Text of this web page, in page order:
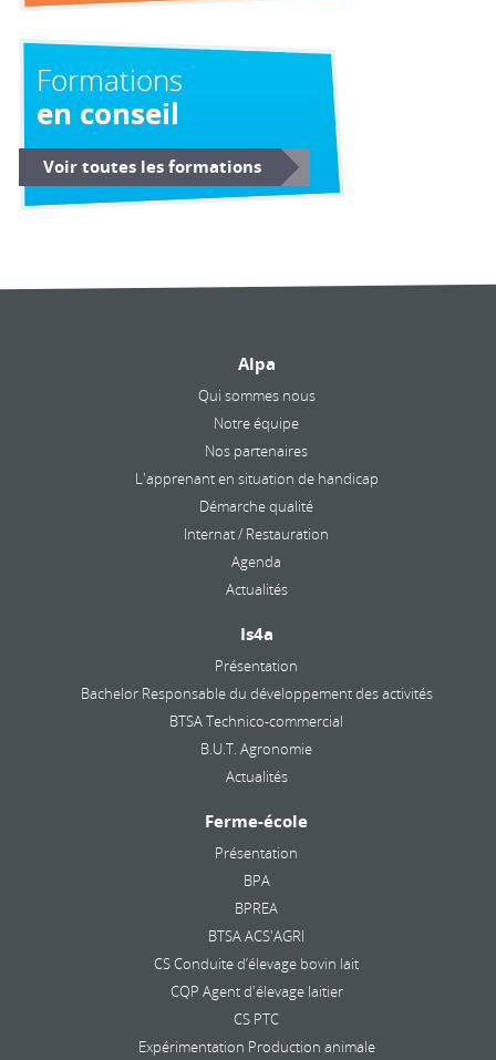
Formations
en conseil
Voir toutes les formations
Alpa
Qui sommes nous
Notre équipe
Nos partenaires
L'apprenant en situation de handicap
Démarche qualité
Internat / Restauration
Agenda
Actualités
Is4a
Présentation
Bachelor Responsable du développement des activités
BTSA Technico-commercial
B.U.T. Agronomie
Actualités
Ferme-école
Présentation
BPA
BPREA
BTSA ACS'AGRI
CS Conduite d’élevage bovin lait
CQP Agent d'élevage laitier
CS PTC
Expérimentation Production animale